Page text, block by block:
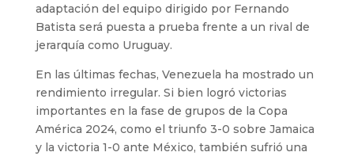
adaptación del equipo dirigido por Fernando
Batista será puesta a prueba frente a un rival de
jerarquía como Uruguay.
En las últimas fechas, Venezuela ha mostrado un
rendimiento irregular. Si bien logró victorias
importantes en la fase de grupos de la Copa
América 2024, como el triunfo 3-0 sobre Jamaica
y la victoria 1-0 ante México, también sufrió una